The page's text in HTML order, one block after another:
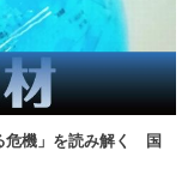
危機」を読み解く 国